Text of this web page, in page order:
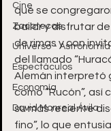
Cine
Zacatecas
Universo - Astronomía
Espectáculos
Economía
David Monreal Ávila
que se
bailar y disfrutar
de rimas y con
del llamado
Alemán interpretó
como “Rucón”, así
su más reciente
fino”, lo que